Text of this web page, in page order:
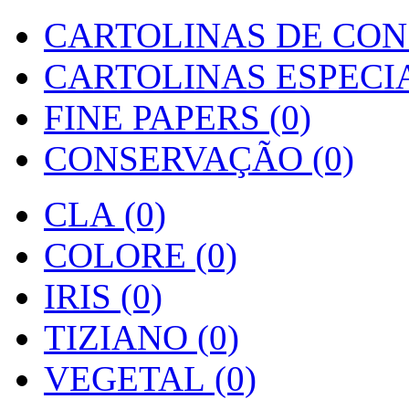
CARTOLINAS DE
CARTOLINAS
FINE PAPERS (0)
CONSERVAÇÃO (0)
CLA (0)
COLORE (0)
IRIS (0)
TIZIANO (0)
VEGETAL (0)